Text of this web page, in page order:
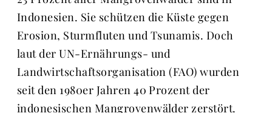
Indonesien. Sie schützen die Küste gegen
Erosion, Sturmfluten und Tsunamis. Doch
laut der UN-Ernährungs- und
Landwirtschaftsorganisation (FAO) wurden
seit den 1980er Jahren 40 Prozent der
indonesischen Mangrovenwälder zerstört.